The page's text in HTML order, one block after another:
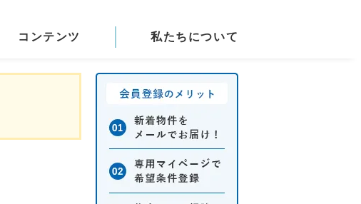
コンテンツ 私たちについて